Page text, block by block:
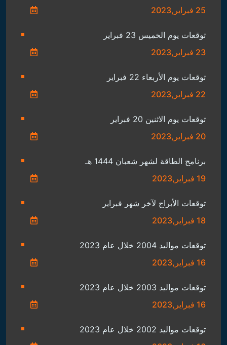
25 فبراير,2023
توقعات يوم الخميس 23 فبراير
23 فبراير,2023
توقعات يوم الأربعاء 22 فبراير
22 فبراير,2023
توقعات يوم الاثنين 20 فبراير
20 فبراير,2023
برنامج الطاقة لشهر شعبان 1444 هـ
19 فبراير,2023
توقعات الأبراج لآخر شهر فبراير
18 فبراير,2023
توقعات مواليد 2004 خلال عام 2023
16 فبراير,2023
توقعات مواليد 2003 خلال عام 2023
16 فبراير,2023
توقعات مواليد 2002 خلال عام 2023